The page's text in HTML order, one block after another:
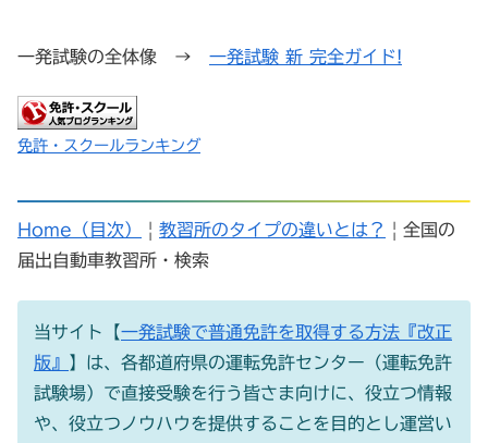
一発試験の全体像 → 一発試験 新 完全ガイド!
免許・スクールランキング
Home（目次） | 教習所のタイプの違いとは？
| 全国の
届出自動車教習所・検索
当サイト【一発試験で普通免許を取得する方法『改正
版』
】は、各都道府県の運転免許センター（運転免許
試験場）で直接受験を行う皆さま向けに、役立つ情報
や、役立つノウハウを提供することを目的とし運営い